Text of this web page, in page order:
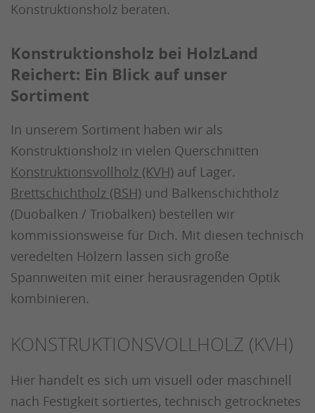
Konstruktionsholz beraten.
Konstruktionsholz bei HolzLand
Reichert: Ein Blick auf unser
Sortiment
In unserem Sortiment haben wir als
Konstruktionsholz in vielen Querschnitten
Konstruktionsvollholz (KVH) auf Lager.
Brettschichtholz (BSH) und Balkenschichtholz
(Duobalken / Triobalken) bestellen wir
kommissionsweise für Dich. Mit diesen technisch
veredelten Hölzern lassen sich große
Spannweiten mit einer herausragenden Optik
kombinieren.
KONSTRUKTIONSVOLLHOLZ (KVH)
Hier handelt es sich um visuell oder maschinell
nach Festigkeit sortiertes, technisch getrocknetes